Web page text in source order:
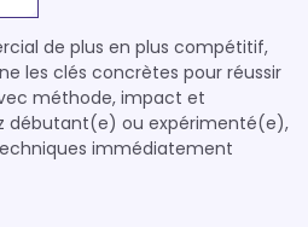
de plus en plus compétitif,
les clés concrètes pour réussir
méthode, impact et
débutant(e) ou expérimenté(e),
immédiatement